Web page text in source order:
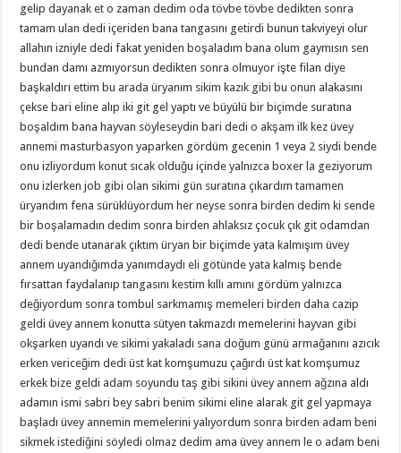
gelip dayanak et o zaman dedim oda tövbe tövbe dedikten sonra
tamam ulan dedi içeriden bana tangasını getirdi bunun takviyeyi olur
allahın izniyle dedi fakat yeniden boşaladım bana olum gaymısın sen
bundan damı azmıyorsun dedikten sonra olmuyor işte filan diye
başkaldırı ettim bu arada üryanım sikim kazık gibi bu onun alakasını
çekse bari eline alıp iki git gel yaptı ve büyülü bir biçimde suratına
boşaldım bana hayvan söyleseydin bari dedi o akşam ilk kez üvey
annemi masturbasyon yaparken gördüm gecenin 1 veya 2 siydi bende
onu izliyordum konut sıcak olduğu içinde yalnızca boxer la geziyorum
onu izlerken job gibi olan sikimi gün suratına çıkardım tamamen
üryandım fena sürüklüyordum her neyse sonra birden dedim ki sende
bir boşalamadın dedim sonra birden ahlaksız çocuk çık git odamdan
dedi bende utanarak çıktım üryan bir biçimde yata kalmışım üvey
annem uyandığımda yanımdaydı eli götünde yata kalmış bende
fırsattan faydalanıp tangasını kestim kıllı amını gördüm yalnızca
değiyordum sonra tombul sarkmamış memeleri birden daha cazip
geldi üvey annem konutta sütyen takmazdı memelerini hayvan gibi
okşarken uyandı ve sikimi yakaladı sana doğum günü armağanını azıcık
erken vericeğim dedi üst kat komşumuzu çağırdı üst kat komşumuz
erkek bize geldi adam soyundu taş gibi sikini üvey annem ağzına aldı
adamın ismi sabri bey sabri benim sikimi eline alarak git gel yapmaya
başladı üvey annemin memelerini yalıyordum sonra birden adam beni
sikmek istediğini söyledi olmaz dedim ama üvey annem le o adam beni